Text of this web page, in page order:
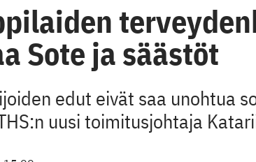
Sote ja säästöt
edut eivät saa unohtua
uusi toimitusjohtaja